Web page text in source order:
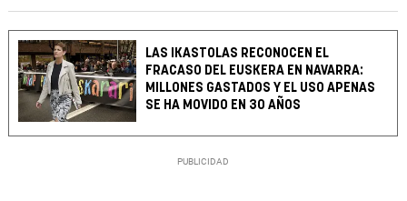
LAS IKASTOLAS RECONOCEN EL
FRACASO DEL EUSKERA EN NAVARRA:
MILLONES GASTADOS Y EL USO APENAS
SE HA MOVIDO EN 30 AÑOS